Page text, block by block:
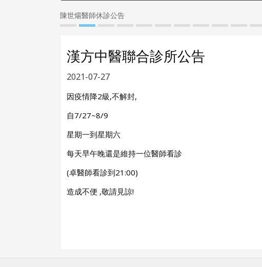
陳世煬醫師休診公告
漢方中醫聯合診所公告
2021-07-27
因疫情降2級,不解封,
自7/27~8/9
星期一到星期六
每天早午晚還是維持一位醫師看診
(卓醫師看診到21:00)
造成不便 ,敬請見諒!